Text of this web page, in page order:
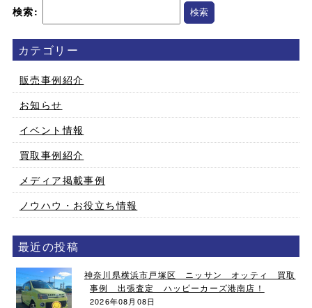
検索:
カテゴリー
販売事例紹介
お知らせ
イベント情報
買取事例紹介
メディア掲載事例
ノウハウ・お役立ち情報
最近の投稿
神奈川県横浜市戸塚区 ニッサン オッティ 買取
事例 出張査定 ハッピーカーズ港南店！
2026年08月08日